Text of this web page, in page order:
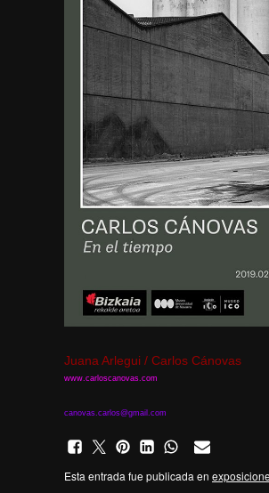
Juana Arlegui / Carlos Cánovas
www.carloscanovas.com
canovas.carlos@gmail.com
Esta entrada fue publicada en